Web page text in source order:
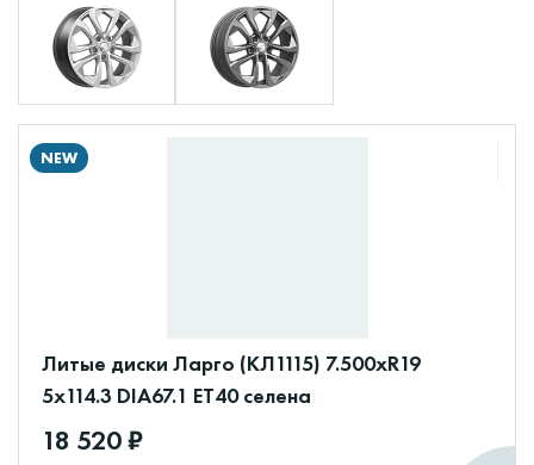
NEW
Литые диски Ларго (КЛ1115) 7.500xR19
5x114.3 DIA67.1 ET40 селена
18 520 ₽